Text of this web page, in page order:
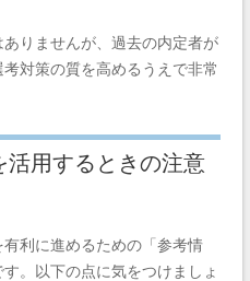
りませんが、過去の内定者が
対策の質を高めるうえで非常
活用するときの注意
利に進めるための「参考情
。以下の点に気をつけましょ